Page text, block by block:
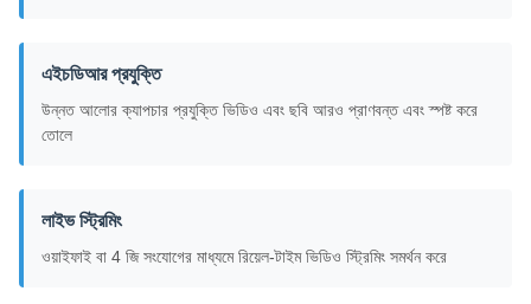
এইচডিআর প্রযুক্তি
উন্নত আলোর ক্যাপচার প্রযুক্তি ভিডিও এবং ছবি আরও প্রাণবন্ত এবং স্পষ্ট করে
তোলে
লাইভ স্ট্রিমিং
ওয়াইফাই বা 4 জি সংযোগের মাধ্যমে রিয়েল-টাইম ভিডিও স্ট্রিমিং সমর্থন করে